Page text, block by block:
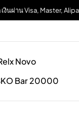
ผ่าน Visa, Master,
Novo
Bar 20000